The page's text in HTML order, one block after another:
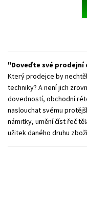
Doveďte své
Který prodejce by
techniky? A není jich
dovedností, obchodní
naslouchat svému
námitky, umění číst řeč
užitek daného druhu